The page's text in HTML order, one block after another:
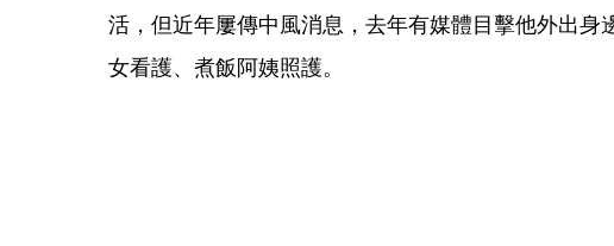
活，但近年屢傳中風消息，去年有媒體目擊他外出身
女看護、煮飯阿姨照護。